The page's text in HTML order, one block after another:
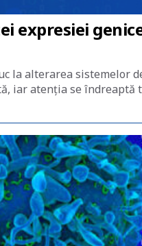
expresiei
la alterarea sistemelor
iar atenția se îndreaptă